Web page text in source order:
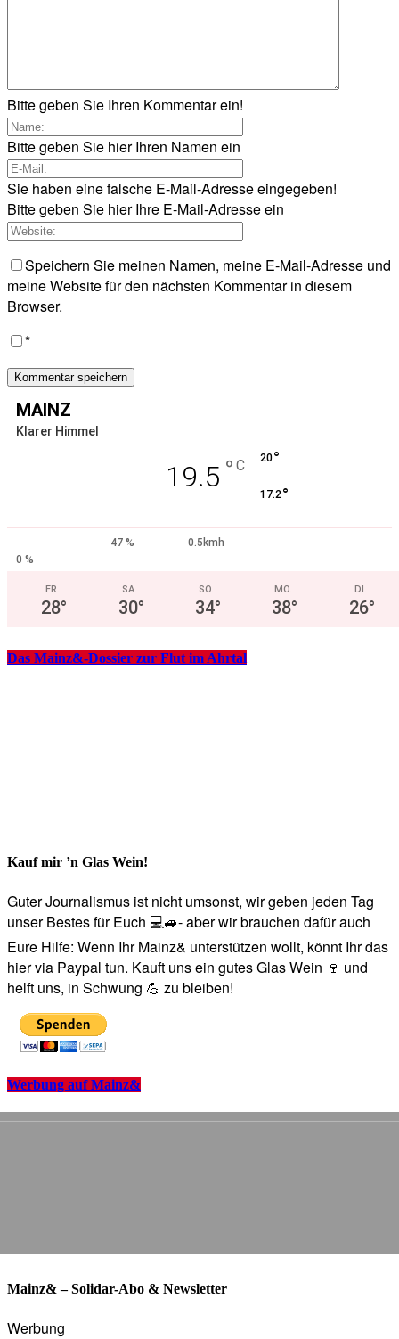
Bitte geben Sie Ihren Kommentar ein!
Bitte geben Sie hier Ihren Namen ein
Sie haben eine falsche E-Mail-Adresse eingegeben!
Bitte geben Sie hier Ihre E-Mail-Adresse ein
Speichern Sie meinen Namen, meine E-Mail-Adresse und
meine Website für den nächsten Kommentar in diesem
Browser.
*
MAINZ
Klarer Himmel
19.5 ° C 20°
17.2°
47 %
0.5kmh
0 %
FR.
28°
SA.
30°
SO.
34°
MO.
38°
DI.
26°
Das Mainz&-Dossier zur Flut im Ahrtal
Kauf mir ’n Glas Wein!
Guter Journalismus ist nicht umsonst, wir geben jeden Tag
unser Bestes für Euch 💻🚙- aber wir brauchen dafür auch
Eure Hilfe: Wenn Ihr Mainz& unterstützen wollt, könnt Ihr das
hier via Paypal tun. Kauft uns ein gutes Glas Wein 🍷 und
helft uns, in Schwung 💪 zu bleiben!
Werbung auf Mainz&
Mainz& – Solidar-Abo & Newsletter
Werbung